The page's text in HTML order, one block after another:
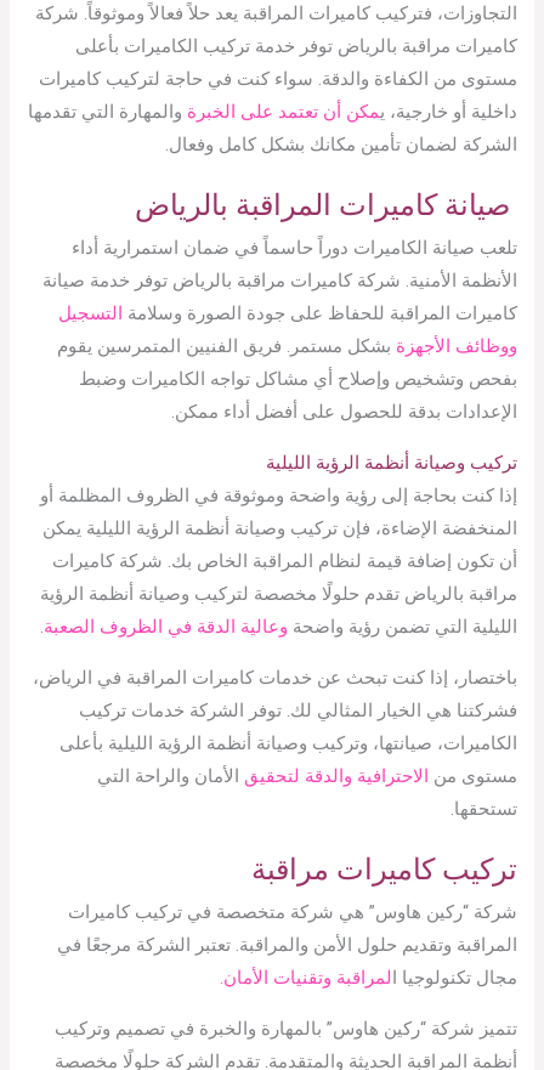
التجاوزات، فتركيب كاميرات المراقبة يعد حلاً فعالاً وموثوقاً. شركة
كاميرات مراقبة بالرياض توفر خدمة تركيب الكاميرات بأعلى
مستوى من الكفاءة والدقة. سواء كنت في حاجة لتركيب كاميرات
داخلية أو خارجية، يمكن أن تعتمد على الخبرة والمهارة التي تقدمها
الشركة لضمان تأمين مكانك بشكل كامل وفعال.
صيانة كاميرات المراقبة بالرياض
تلعب صيانة الكاميرات دوراً حاسماً في ضمان استمرارية أداء
الأنظمة الأمنية. شركة كاميرات مراقبة بالرياض توفر خدمة صيانة
كاميرات المراقبة للحفاظ على جودة الصورة وسلامة التسجيل
ووظائف الأجهزة بشكل مستمر. فريق الفنيين المتمرسين يقوم
بفحص وتشخيص وإصلاح أي مشاكل تواجه الكاميرات وضبط
الإعدادات بدقة للحصول على أفضل أداء ممكن.
تركيب وصيانة أنظمة الرؤية الليلية
إذا كنت بحاجة إلى رؤية واضحة وموثوقة في الظروف المظلمة أو
المنخفضة الإضاءة، فإن تركيب وصيانة أنظمة الرؤية الليلية يمكن
أن تكون إضافة قيمة لنظام المراقبة الخاص بك. شركة كاميرات
مراقبة بالرياض تقدم حلولًا مخصصة لتركيب وصيانة أنظمة الرؤية
الليلية التي تضمن رؤية واضحة وعالية الدقة في الظروف الصعبة.
باختصار، إذا كنت تبحث عن خدمات كاميرات المراقبة في الرياض،
فشركتنا هي الخيار المثالي لك. توفر الشركة خدمات تركيب
الكاميرات، صيانتها، وتركيب وصيانة أنظمة الرؤية الليلية بأعلى
مستوى من الاحترافية والدقة لتحقيق الأمان والراحة التي
تستحقها.
تركيب كاميرات مراقبة
شركة “ركين هاوس” هي شركة متخصصة في تركيب كاميرات
المراقبة وتقديم حلول الأمن والمراقبة. تعتبر الشركة مرجعًا في
مجال تكنولوجيا المراقبة وتقنيات الأمان.
تتميز شركة “ركين هاوس” بالمهارة والخبرة في تصميم وتركيب
أنظمة المراقبة الحديثة والمتقدمة. تقدم الشركة حلولًا مخصصة